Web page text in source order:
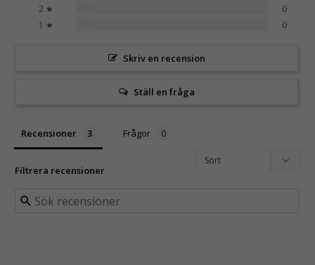
2 ★
0
1 ★
0
Skriv en recension
Ställ en fråga
Recensioner Frågor
Filtrera recensioner